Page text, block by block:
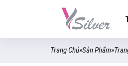
Trang Chủ»Sản Phẩm»